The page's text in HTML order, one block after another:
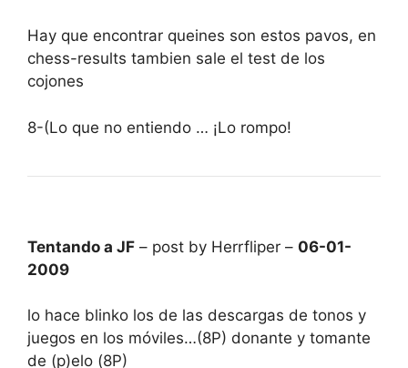
Hay que encontrar queines son estos pavos, en
chess-results tambien sale el test de los
cojones
8-(Lo que no entiendo … ¡Lo rompo!
Tentando a JF – post by Herrfliper – 06-01-
2009
lo hace blinko los de las descargas de tonos y
juegos en los móviles…(8P) donante y tomante
de (p)elo (8P)